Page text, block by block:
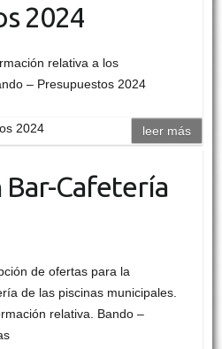
2024
relativa a los
– Presupuestos 2024
2024 leer más
Cafetería
de ofertas para la
de las piscinas municipales.
relativa. Bando –